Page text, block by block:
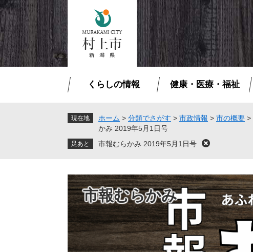
ペ
ー
ジ
の
先
頭
メ
ニ
ュ
ー
を
飛
くらしの情報 健康・医療・福祉
現在地 ホーム > 分類でさがす > 市政情報 > 市の概要 >
かみ 2019年5月1日号
市報むらかみ 2019年5月1日号
閉
市報むらかみ